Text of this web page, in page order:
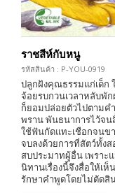
ราชสีห์กับหนู
รหัสสินค้า : P-YOU-0919
ปลูกฝังคุณธรรมแก่เด็ก
จ้อยรบกวนเวลาหลับพั
ก็ยอมปล่อยตัวไปตามค
พราน พันธนาการไว้จ
ใช้ฟันกัดแทะเชือกจนข
จบลงด้วยการที่สัตว์ทั้ง
สบประมาทผู้อื่น เพราะ
นิทานเรื่องนี้จึงสื่อให้เ
รักษาคำพูดโดยไม่ตัด